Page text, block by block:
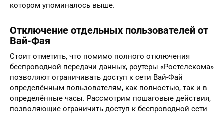
котором упоминалось выше.
Отключение отдельных пользователей от
Вай-Фая
Стоит отметить, что помимо полного отключения
беспроводной передачи данных, роутеры «Ростелекома»
позволяют ограничивать доступ к сети Вай-Фай
определённым пользователям, как полностью, так и в
определённые часы. Рассмотрим пошаговые действия,
позволяющие ограничить доступ к беспроводной сети